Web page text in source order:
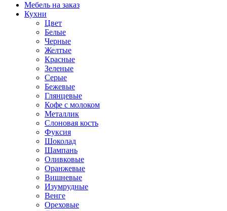
Мебель на заказ
Кухни
Цвет
Белые
Черные
Желтые
Красные
Зеленые
Серые
Бежевые
Глянцевые
Кофе с молоком
Металлик
Слоновая кость
Фуксия
Шоколад
Шампань
Оливковые
Оранжевые
Вишневые
Изумрудные
Венге
Ореховые